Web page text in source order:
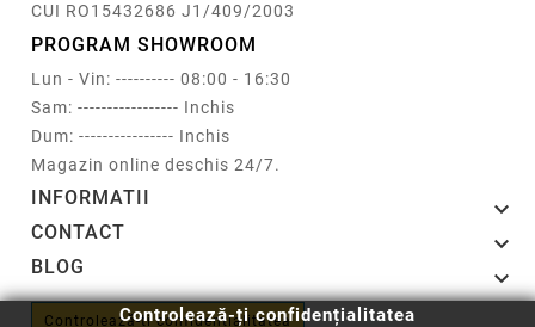
CUI RO15432686 J1/409/2003
PROGRAM SHOWROOM
Lun - Vin: ---------- 08:00 - 16:30
Sam: ----------------- Inchis
Dum: ---------------- Inchis
Magazin online deschis 24/7.
INFORMATII 
CONTACT 
BLOG 
Controlează-ți confidențialitatea
Controlează-ți confidențialitatea